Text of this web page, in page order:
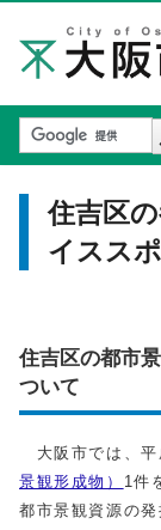
住吉区
イススポ
住吉区の都市
ついて
大阪市では、平
景観形成物） 1件
都市景観資源の